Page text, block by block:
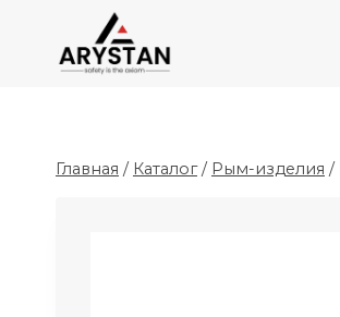
содержимому
Главная / Каталог / Рым-изделия /